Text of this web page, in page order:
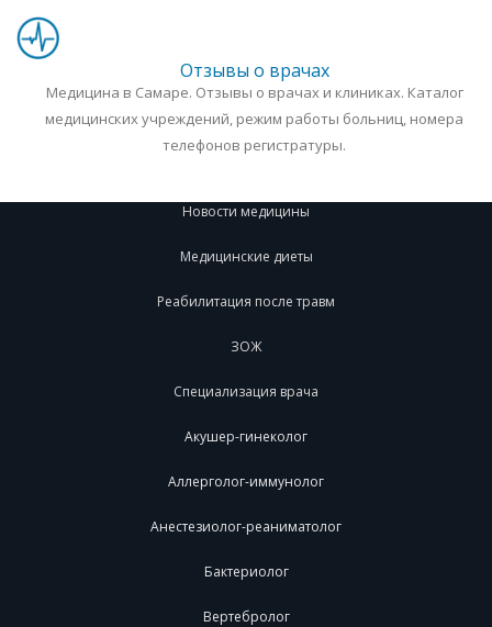
Отзывы о врачах
Медицина в Самаре. Отзывы о врачах и клиниках. Каталог
медицинских учреждений, режим работы больниц, номера
телефонов регистратуры.
Новости медицины
Медицинские диеты
Реабилитация после травм
ЗОЖ
Специализация врача
Акушер-гинеколог
Аллерголог-иммунолог
Анестезиолог-реаниматолог
Бактериолог
Вертебролог